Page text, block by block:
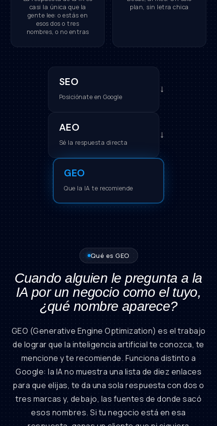
casi la única que la
gente lee: o estás en
esos dos o tres
nombres, o no entras
plan, sin letra chica
SEO
Posiciónate en Google
→
AEO
Sé la respuesta directa
→
GEO
Que la IA te recomiende
Qué es GEO
Cuando alguien le pregunta a la
IA por un negocio como el tuyo,
¿qué nombre aparece?
GEO (Generative Engine Optimization) es el trabajo
de lograr que la inteligencia artificial te conozca, te
mencione y te recomiende. Funciona distinto a
Google: la IA no muestra una lista de diez enlaces
para que elijas, te da una sola respuesta con dos o
tres marcas y, debajo, las fuentes de donde sacó
esos nombres. Si tu negocio está en esa